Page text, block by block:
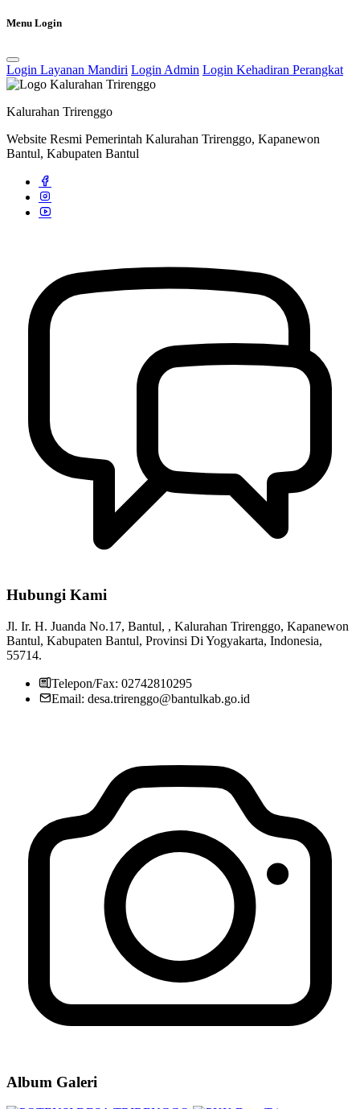
Pemerintah Kalurahan Trirenggo
Pencanangan BKK & P2MD Tahun 2020 Kabupaten Bantul
Februari 2019
LOWONGAN KERJA “MARKETING REPRESENTATIVE”
PT. SEMARANG BINTANG LESTARI 07 Februari 2020
Menu Login
Login Layanan Mandiri Login Admin Login Kehadiran Perangkat
Kalurahan Trirenggo
Website Resmi Pemerintah Kalurahan Trirenggo, Kapanewon
Bantul, Kabupaten Bantul
Hubungi Kami
Jl. Ir. H. Juanda No.17, Bantul, , Kalurahan Trirenggo, Kapanewon
Bantul, Kabupaten Bantul, Provinsi Di Yogyakarta, Indonesia,
55714.
Telepon/Fax: 02742810295
Email: desa.trirenggo@bantulkab.go.id
Album Galeri